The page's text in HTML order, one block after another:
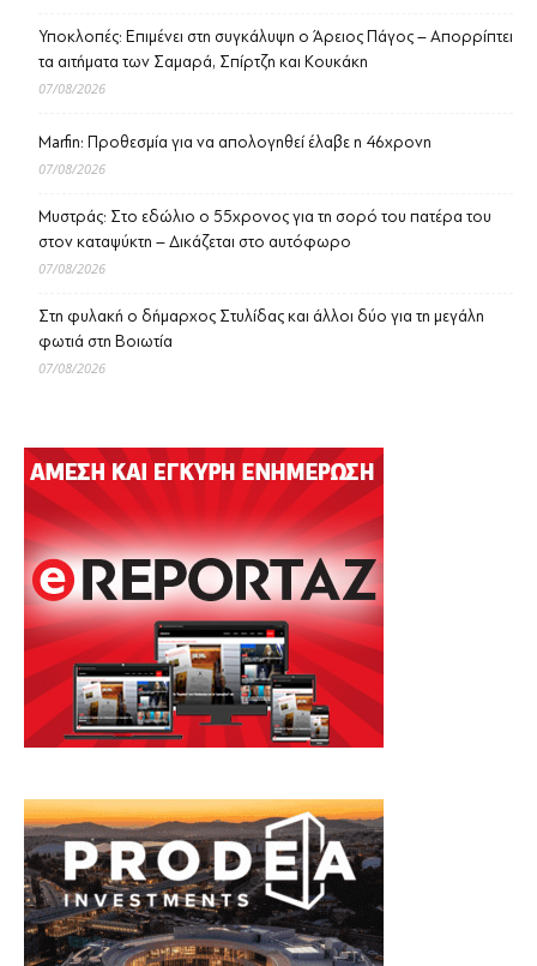
Υποκλοπές: Επιμένει στη συγκάλυψη ο Άρειος Πάγος – Απορρίπτει
τα αιτήματα των Σαμαρά, Σπίρτζη και Κουκάκη
07/08/2026
Marfin: Προθεσμία για να απολογηθεί έλαβε η 46χρονη
07/08/2026
Μυστράς: Στο εδώλιο ο 55χρονος για τη σορό του πατέρα του
στον καταψύκτη – Δικάζεται στο αυτόφωρο
07/08/2026
Στη φυλακή ο δήμαρχος Στυλίδας και άλλοι δύο για τη μεγάλη
φωτιά στη Βοιωτία
07/08/2026